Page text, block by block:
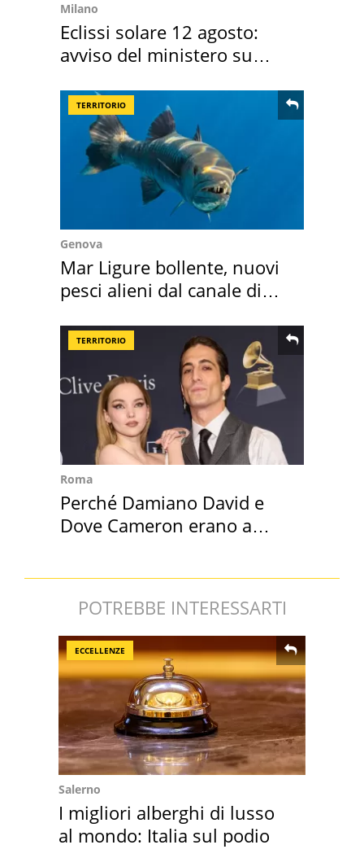
Milano
Eclissi solare 12 agosto:
avviso del ministero su
TERRITORIO
Genova
Mar Ligure bollente, nuovi
pesci alieni dal canale di
TERRITORIO
Roma
Perché Damiano David e
Dove Cameron erano a
POTREBBE INTERESSARTI
ECCELLENZE
Salerno
I migliori alberghi di lusso
al mondo: Italia sul podio